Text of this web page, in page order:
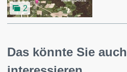
2
Das könnte Sie auch